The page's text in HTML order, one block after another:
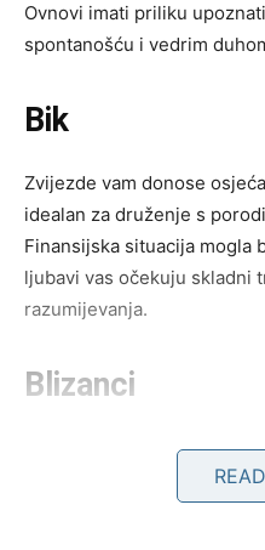
Ovnovi imati priliku
spontanošću i vedrim
Bik
Zvijezde vam donose
idealan za druženje s
Finansijska situacija mogla
ljubavi vas očekuju skladni
razumijevanja.
Blizanci
Pred vama su dani puni
razgovora. Jedna osoba
imati veliki značaj za